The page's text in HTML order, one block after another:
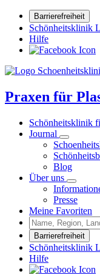
Barrierefreiheit
Schönheitsklinik
Hilfe
Praxen für
Schönheitsklinik
Journal
Blog
Über uns
Presse
Meine Favoriten
Barrierefreiheit
Schönheitsklinik
Hilfe